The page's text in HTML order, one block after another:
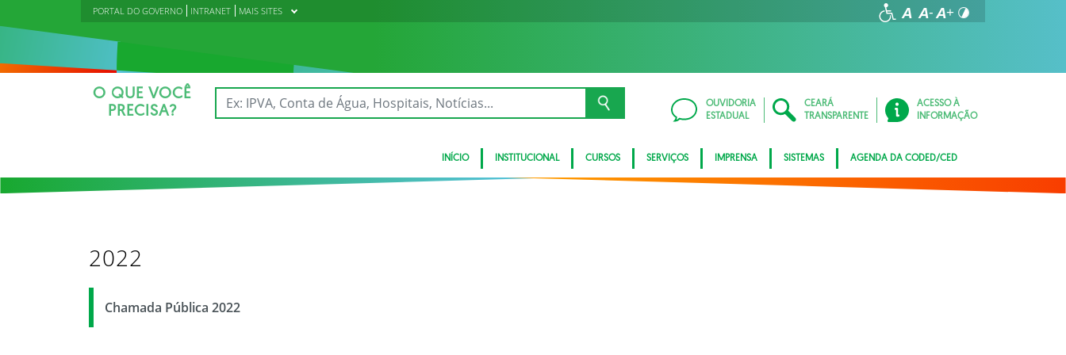
PORTAL DO GOVERNO INTRANET MAIS SITES
O QUE VOCÊ
PRECISA?
OUVIDORIA
ESTADUAL
CEARÁ
TRANSPARENTE
ACESSO À
INFORMAÇÃO
INÍCIO INSTITUCIONAL CURSOS SERVIÇOS IMPRENSA SISTEMAS AGENDA DA CODED/CED
2022
Chamada Pública 2022